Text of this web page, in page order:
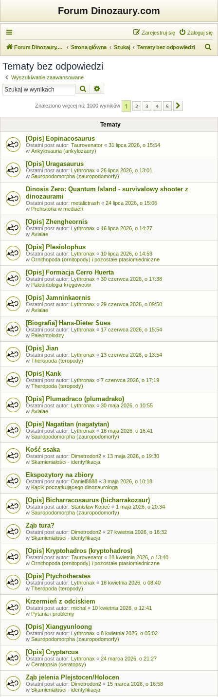
Forum Dinozaury.com
Zaloguj się
Zarejestruj się
Forum Dinozaury.com Strona główna Szukaj Tematy bez odpowiedzi
Tematy bez odpowiedzi
Wyszukiwanie zaawansowane
Szukaj
Znaleziono więcej niż 1000 wyników 1 2 3 4 5
Tematy
[Opis] Eopinacosaurus
Ostatni post autor: Taurovenator « 31 lipca 2026, o 15:54
w Ankylosauria (ankylozaury)
[Opis] Uragasaurus
Ostatni post autor: Lythronax « 26 lipca 2026, o 13:01
w Sauropodomorpha (zauropodomorfy)
Dinosis Zero: Quantum Island - survivalowy shooter z
dinozaurami
Ostatni post autor: metalictrash « 24 lipca 2026, o 15:06
w Prehistoria w mediach
[Opis] Zhengheornis
Ostatni post autor: Lythronax « 16 lipca 2026, o 14:27
w Avialae
[Opis] Plesiolophus
Ostatni post autor: Lythronax « 10 lipca 2026, o 14:53
w Ornithopoda (ornitopody) i pozostałe ptasiomiedniczne
[Opis] Formacja Cerro Huerta
Ostatni post autor: Lythronax « 30 czerwca 2026, o 17:38
w Paleontologia kręgowców
[Opis] Jamninkaornis
Ostatni post autor: Lythronax « 29 czerwca 2026, o 09:50
w Avialae
[Biografia] Hans-Dieter Sues
Ostatni post autor: Lythronax « 17 czerwca 2026, o 15:54
w Paleontolodzy
[Opis] Jian
Ostatni post autor: Lythronax « 13 czerwca 2026, o 13:54
w Theropoda (teropody)
[Opis] Kank
Ostatni post autor: Lythronax « 7 czerwca 2026, o 17:19
w Theropoda (teropody)
[Opis] Plumadraco (plumadrako)
Ostatni post autor: Lythronax « 30 maja 2026, o 10:55
w Avialae
[Opis] Nagatitan (nagatytan)
Ostatni post autor: Lythronax « 18 maja 2026, o 16:41
w Sauropodomorpha (zauropodomorfy)
Kość ssaka
Ostatni post autor: Dimetrodon2 « 13 maja 2026, o 19:30
w Skamieniałości - identyfikacja
Ekspozytory na zbiory
Ostatni post autor: Daniel8888 « 3 maja 2026, o 10:18
w Kącik początkującego dinozaurologa
[Opis] Bicharracosaurus (bicharrakozaur)
Ostatni post autor: Stanisław Kopeć « 1 maja 2026, o 20:34
w Sauropodomorpha (zauropodomorfy)
Ząb tura?
Ostatni post autor: Dimetrodon2 « 27 kwietnia 2026, o 18:32
w Skamieniałości - identyfikacja
[Opis] Kryptohadros (kryptohadros)
Ostatni post autor: Taurovenator « 18 kwietnia 2026, o 13:40
w Ornithopoda (ornitopody) i pozostałe ptasiomiedniczne
[Opis] Ptychotherates
Ostatni post autor: Lythronax « 18 kwietnia 2026, o 08:40
w Theropoda (teropody)
Krzermień z odciskiem
Ostatni post autor: michal « 10 kwietnia 2026, o 12:41
w Pytania i problemy
[Opis] Xiangyunloong
Ostatni post autor: Lythronax « 8 kwietnia 2026, o 05:02
w Sauropodomorpha (zauropodomorfy)
[Opis] Cryptarcus
Ostatni post autor: Lythronax « 24 marca 2026, o 21:27
w Ceratopsia (ceratopsy)
Ząb jelenia Plejstocen/Holocen
Ostatni post autor: Dimetrodon2 « 15 marca 2026, o 16:58
w Skamieniałości - identyfikacja